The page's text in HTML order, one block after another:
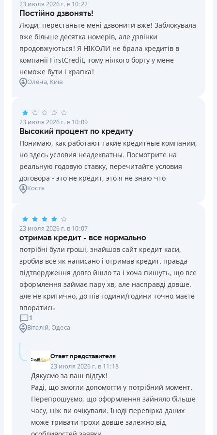
23 июля 2026 г. в 10:22
Постійно дзвонять!
Люди, перестаньте мені дзвонити вже! Заблокувала
вже більше десятка номерів, але дзвінки
продовжуються! Я НІКОЛИ не брала кредитів в
компанії FirstCredit, тому ніякого боргу у мене
неможе бути і крапка!
Олена, Київ
23 июля 2026 г. в 10:09
Высокий процент по кредиту
Понимаю, как работают такие кредитные компании,
но здесь условия неадекватны. Посмотрите на
реальную годовую ставку, перечитайте условия
договора - это не кредит, это я не знаю что
Костя
23 июля 2026 г. в 10:07
отримав кредит - все нормально
потрібні були гроші, знайшов сайт кредит каси,
зробив все як написано і отримав кредит. правда
підтвердження довго йшло та і хоча пишуть, що все
оформлення займає пару хв, але насправді довше.
але не критично, до пів години/години точно маєте
впоратись
1
Віталій, Одеса
Ответ представителя
23 июля 2026 г. в 11:18
Дякуємо за ваш відгук!
Раді, що змогли допомогти у потрібний момент.
Перепрошуємо, що оформлення зайняло більше
часу, ніж ви очікували. Іноді перевірка даних
може тривати трохи довше залежно від